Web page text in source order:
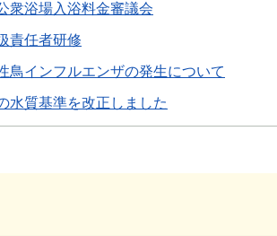
衆浴場入浴料金審議会
責任者研修
鳥インフルエンザの発生について
水質基準を改正しました